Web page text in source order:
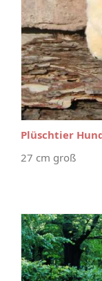
Plüschtier
27 cm groß